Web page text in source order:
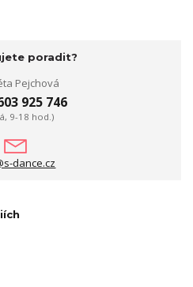
poradit?
Pejchová
925 746
9-18 hod.)
dance.cz